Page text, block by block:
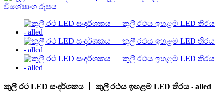
කුලී රථ LED සංදර්ශකය 丨 කුලී රථය ඉහළම LED තිරය - alled